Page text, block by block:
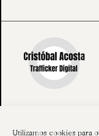
Utilizamos cookies para